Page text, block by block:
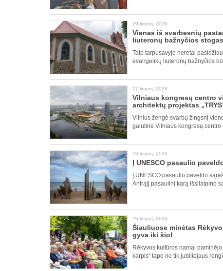
29 liepos, 2026
Vienas iš svarbesnių
liuteronų bažnyčios stogas
Taip tarpusavyje neretai
evangelikų liuteronų bažnyčios
27 liepos, 2026
Vilniaus kongresų centro
architektų projektas
Vilnius žengė svarbų žingsnį
galutinė Vilniaus kongresų
26 liepos, 2026
Į UNESCO pasaulio
Į UNESCO pasaulio paveldo
Antrąjį pasaulinį karą išsilaipino
26 liepos, 2026
Šiauliuose minėtas
gyva iki šiol
Rėkyvos kultūros namai
karpis“ tapo ne tik jubiliejaus